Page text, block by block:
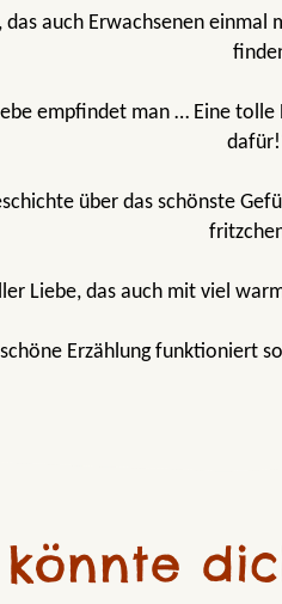
auch Erwachsenen
empfindet man … Eine
über das schönste
Liebe, das auch mit viel
Erzählung funktioniert
Liebe, mit ganz viel Gefühl und
könnte